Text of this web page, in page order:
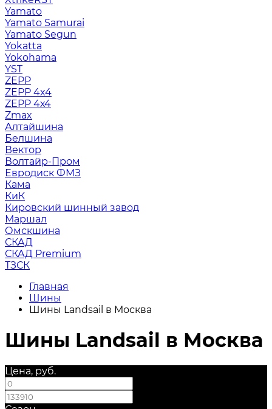
Yamato
Yamato Samurai
Yamato Segun
Yokatta
Yokohama
YST
ZEPP
ZEPP 4x4
ZEPP 4х4
Zmax
Алтайшина
Белшина
Вектор
Волтайр-Пром
Евродиск ФМЗ
Кама
КиК
Кировский шинный завод
Маршал
Омскшина
СКАД
СКАД Premium
ТЗСК
Главная
Шины
Шины Landsail в Москва
Шины Landsail в Москва
Цена, руб.